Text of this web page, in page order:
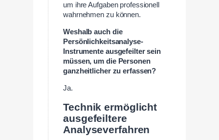
um ihre Aufgaben professionell
wahrnehmen zu können.
Weshalb auch die
Persönlichkeitsanalyse-
Instrumente ausgefeilter sein
müssen, um die Personen
ganzheitlicher zu erfassen?
Ja.
Technik ermöglicht
ausgefeiltere
Analyseverfahren